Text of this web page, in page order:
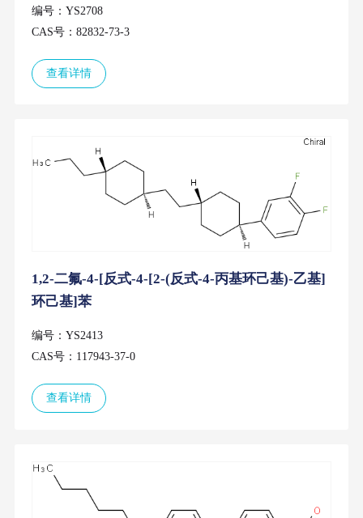
编号：YS2708
CAS号：82832-73-3
查看详情
1,2-二氟-4-[反式-4-[2-(反式-4-丙基环己基)-乙基]
环己基]苯
编号：YS2413
CAS号：117943-37-0
查看详情